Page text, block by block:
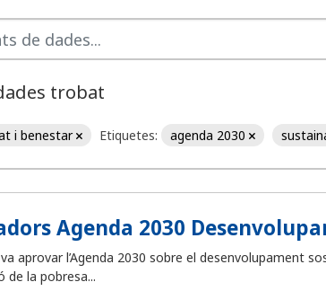
trobat
i benestar Etiquetes: agenda 2030
Agenda 2030
va aprovar l’Agenda 2030 sobre el
de la pobresa...